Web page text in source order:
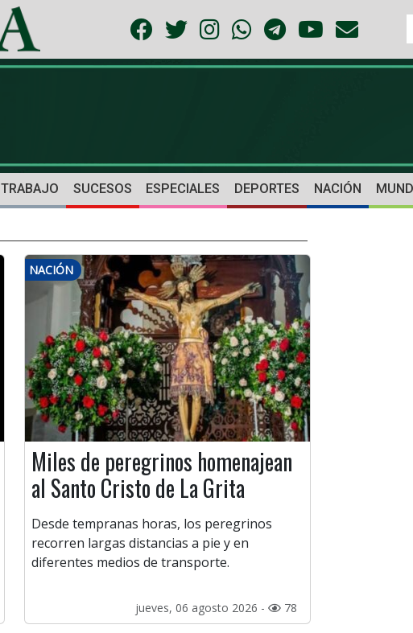
TRABAJO SUCESOS ESPECIALES DEPORTES NACIÓN
NACIÓN
Miles de peregrinos homenajean
al Santo Cristo de La Grita
Desde tempranas horas, los peregrinos
recorren largas distancias a pie y en
diferentes medios de transporte.
jueves, 06 agosto 2026 - 78